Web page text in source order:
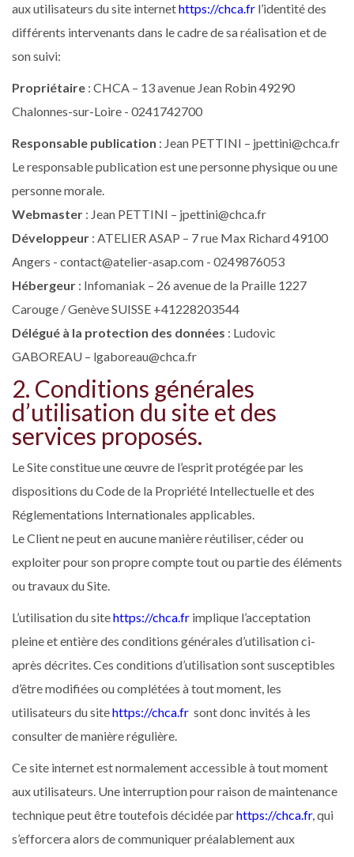
aux utilisateurs du site internethttps://chca.fr l’identité des
différents intervenants dans le cadre de sa réalisation et de
son suivi:
Propriétaire : CHCA – 13 avenue Jean Robin 49290
Chalonnes-sur-Loire - 0241742700
Responsable publication : Jean PETTINI – jpettini@chca.fr
Le responsable publication est une personne physique ou une
personne morale.
Webmaster : Jean PETTINI – jpettini@chca.fr
Développeur : ATELIER ASAP – 7 rue Max Richard 49100
Angers - contact@atelier-asap.com - 0249876053
Hébergeur : Infomaniak – 26 avenue de la Praille 1227
Carouge / Genève SUISSE +41228203544
Délégué à la protection des données : Ludovic
GABOREAU – lgaboreau@chca.fr
2. Conditions générales
d’utilisation du site et des
services proposés.
Le Site constitue une œuvre de l’esprit protégée par les
dispositions du Code de la Propriété Intellectuelle et des
Réglementations Internationales applicables.
Le Client ne peut en aucune manière réutiliser, céder ou
exploiter pour son propre compte tout ou partie des éléments
ou travaux du Site.
L’utilisation du sitehttps://chca.fr implique l’acceptation
pleine et entière des conditions générales d’utilisation ci-
après décrites. Ces conditions d’utilisation sont susceptibles
d’être modifiées ou complétées à tout moment, les
utilisateurs du sitehttps://chca.fr sont donc invités à les
consulter de manière régulière.
Ce site internet est normalement accessible à tout moment
aux utilisateurs. Une interruption pour raison de maintenance
technique peut être toutefois décidée parhttps://chca.fr, qui
s’efforcera alors de communiquer préalablement aux